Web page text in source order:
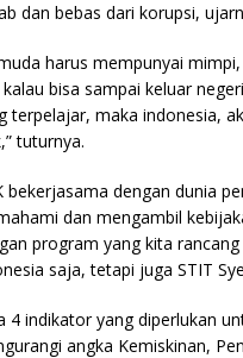
dan bebas dari korupsi,
harus mempunyai
bisa sampai keluar
terpelajar, maka indonesia,
tuturnya.
bekerjasama dengan dunia
dan mengambil
program yang kita
saja, tetapi juga STIT
4 indikator yang diperlukan
angka Kemiskinan,